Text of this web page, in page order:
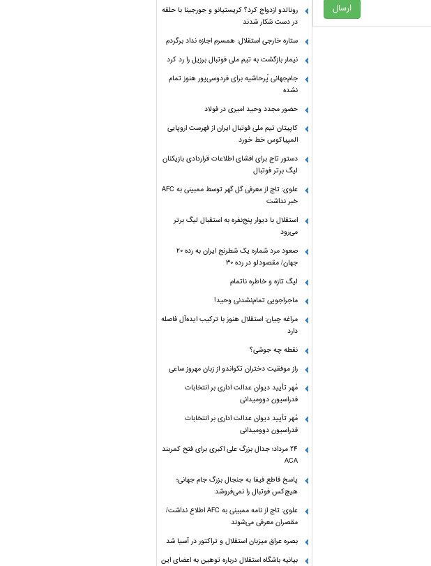
رونالدو ازدواج کرد؟ کریستیانو و جورجینا با حلقه
در دست شکار شدند
ستاره خارجی استقلال: همسرم اجازه نداد برگردم
نیمار بازگشت به تیم ملی فوتبال برزیل را رد کرد
جام‌جهانی پُرحاشیه برای فردوسی‌پور هنوز تمام
نشده
حضور مجدد وحید امیری در فولاد
کاپیتان تیم ملی فوتبال ایران از فهرست اروپایی
المپیاکوس خط خورد
دستور تاج برای افشای اطلاعات قراردادی بازیکنان
لیگ برتر فوتبال
علوی: تاج از معرفی گل گهر توسط ممبینی به AFC
خبر نداشت
استقلال با دیوار پنج‌نفره به استقبال لیگ برتر
می‌رود
صعود مرد شماره یک شطرنج ایران به رده ۲۰
جهان/ مقصودلو در رده ۳۰
لیگ تازه و خاطره ناتمام
ماجراجویی تمام‌نشدنی وحید!
مراغه چیان: استقلال هنوز با ترکیب ایده‌آل فاصله
دارد
نقطه چه جوشی؟
راز موفقیت دختران تکواندو از زبان مهروز ساعی
مُهر تأیید دیوان عدالت اداری بر انتخابات
فدراسیون دوومیدانی
مُهر تأیید دیوان عدالت اداری بر انتخابات
فدراسیون دوومیدانی
24 مرداد؛ جدال بزرگ علی‌ اکبری برای فتح کمربند
ACA
پاسخ قاطع فیفا به جنجال بزرگ جام جهانی؛
هیچ‌کس فوتبال را نمی‌فروشد
علوی: تاج از نامه ممبینی به AFC اطلاع نداشت/
مقصران معرفی می‌شوند
بصره عراق میزبان استقلال و تراکتور در آسیا شد
بیانیه باشگاه استقلال درباره توهین به اعضای این